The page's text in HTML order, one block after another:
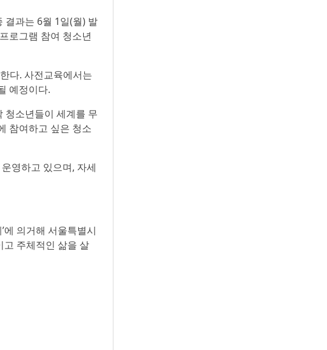
결과는 6월 1일(월) 발
로그램 참여 청소년
다. 사전교육에서는
예정이다.
청소년들이 세계를 무
참여하고 싶은 청소
영하고 있으며, 자세
에 의거해 서울특별시
주체적인 삶을 살